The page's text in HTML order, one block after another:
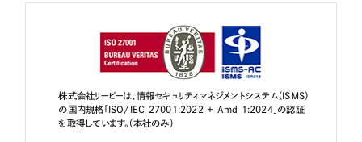
株式会社リーピーは、情報セキュリティマネジメントシステム（ISMS）
の国内規格「ISO/IEC 27001:2022 + Amd 1:2024」の認証
を取得しています。（本社のみ）